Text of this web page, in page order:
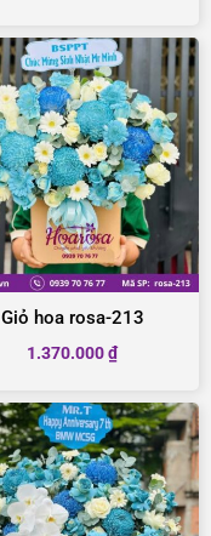
Giỏ hoa rosa-213
1.370.000₫